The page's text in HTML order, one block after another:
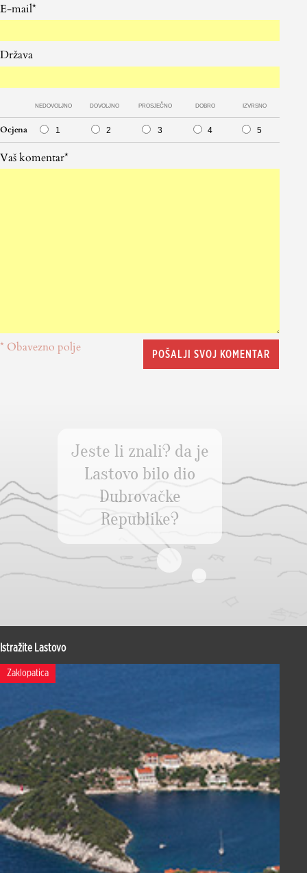
E-mail*
Država
NEDOVOLJNO DOVOLJNO PROSJEČNO DOBRO IZVRSNO
Ocjena 1 2 3 4 5
Vaš komentar*
* Obavezno polje POŠALJI SVOJ KOMENTAR
Jeste li znali? da je
Lastovo bilo dio
Dubrovačke
Republike?
Istražite Lastovo
Zaklopatica